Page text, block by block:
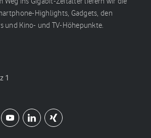
Highlights, Gadgets, den
und Kino- und TV-Höhepunkte.
1